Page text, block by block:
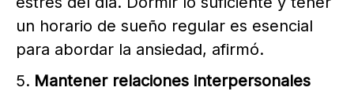
un horario de sueño regular es esencial
para abordar la ansiedad, afirmó.
Mantener relaciones interpersonales